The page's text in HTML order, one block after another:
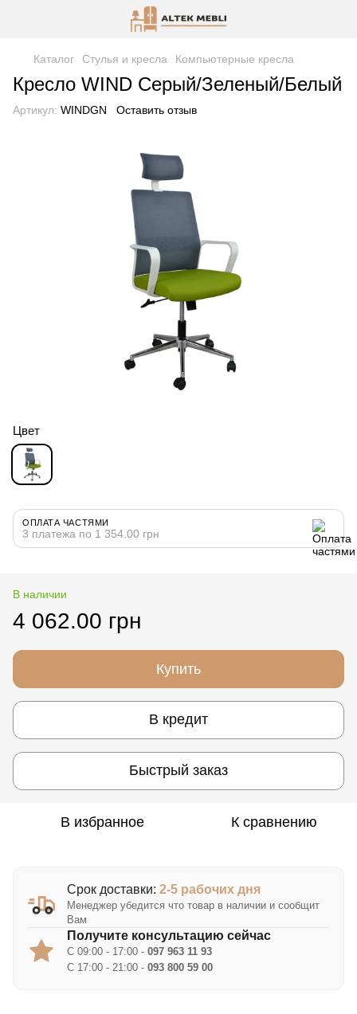
Каталог Стулья и кресла Компьютерные кресла
Кресло WIND Серый/Зеленый/Белый
Артикул: WINDGN Оставить отзыв
Цвет
ОПЛАТА ЧАСТЯМИ
3 платежа по 1 354.00 грн
В наличии
4 062.00 грн
Купить
В кредит
Быстрый заказ
В избранное К сравнению
Срок доставки: 2-5 рабочих дня
Менеджер убедится что товар в наличии и сообщит
Вам
Получите консультацию сейчас
С 09:00 - 17:00 - 097 963 11 93
С 17:00 - 21:00 - 093 800 59 00